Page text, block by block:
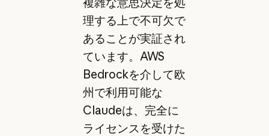
理する上で不可欠で
あることが実証され
ています。AWS
Bedrockを介して欧
州で利用可能な
Claudeは、完全に
ライセンスを受けた